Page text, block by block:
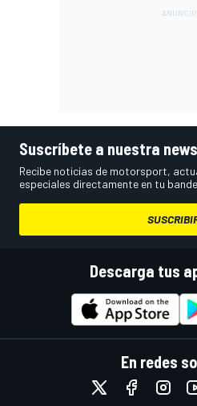
Suscríbete a nuestra
Recibe noticias de motorsport,
especiales directamente en tu
Descarga tus
En redes